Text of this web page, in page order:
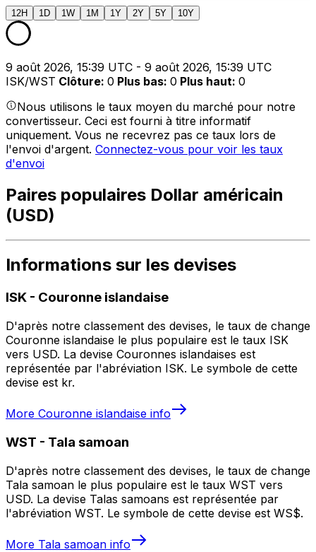
12H 1D 1W 1M 1Y 2Y 5Y 10Y
9 août 2026, 15:39 UTC - 9 août 2026, 15:39 UTC
ISK/WST Clôture: 0 Plus bas: 0 Plus haut: 0
Nous utilisons le taux moyen du marché pour notre
convertisseur. Ceci est fourni à titre informatif
uniquement. Vous ne recevrez pas ce taux lors de
l'envoi d'argent. Connectez-vous pour voir les taux
d'envoi
Paires populaires Dollar américain
(USD)
Informations sur les devises
ISK - Couronne islandaise
D'après notre classement des devises, le taux de change
Couronne islandaise le plus populaire est le taux ISK
vers USD. La devise Couronnes islandaises est
représentée par l'abréviation ISK. Le symbole de cette
devise est kr.
More Couronne islandaise info
WST - Tala samoan
D'après notre classement des devises, le taux de change
Tala samoan le plus populaire est le taux WST vers
USD. La devise Talas samoans est représentée par
l'abréviation WST. Le symbole de cette devise est WS$.
More Tala samoan info